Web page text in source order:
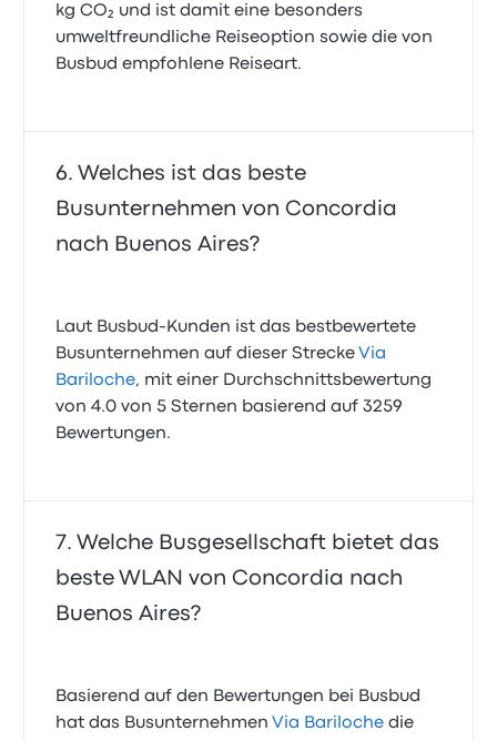
kg CO₂ und ist damit eine besonders
umweltfreundliche Reiseoption sowie die von
Busbud empfohlene Reiseart.
Welches ist das beste
Busunternehmen von Concordia
nach Buenos Aires?
Laut Busbud-Kunden ist das bestbewertete
Busunternehmen auf dieser Strecke Via
Bariloche, mit einer Durchschnittsbewertung
von 4.0 von 5 Sternen basierend auf 3259
Bewertungen.
Welche Busgesellschaft bietet das
beste WLAN von Concordia nach
Buenos Aires?
Basierend auf den Bewertungen bei Busbud
hat das Busunternehmen Via Bariloche die